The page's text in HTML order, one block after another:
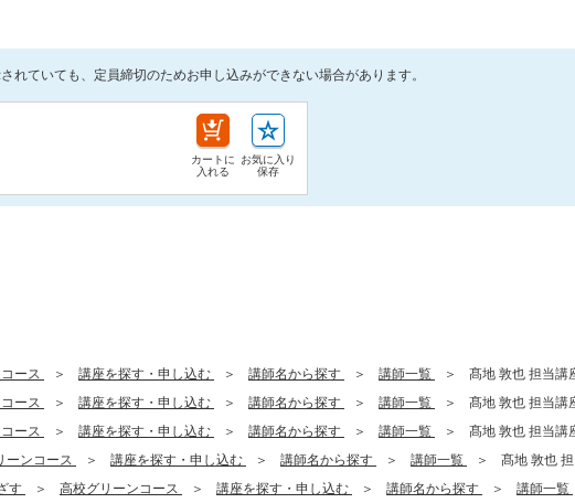
れていても、定員締切のためお申し込みができない場合があります。
カートに
入れる
お気に入り
保存
ース 講座を探す・申し込む 講師名から探す 講師一覧
髙地 敦也 担当講
ース 講座を探す・申し込む 講師名から探す 講師一覧
髙地 敦也 担当講
ース 講座を探す・申し込む 講師名から探す 講師一覧
髙地 敦也 担当講
ーンコース 講座を探す・申し込む 講師名から探す 講師一覧
髙地 敦也
す 高校グリーンコース 講座を探す・申し込む 講師名から探す 講師一覧